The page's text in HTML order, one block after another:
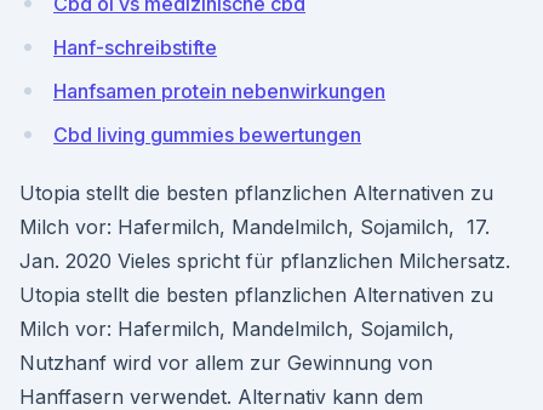
Hanf-schreibstifte
Hanfsamen protein nebenwirkungen
Cbd living gummies bewertungen
Utopia stellt die besten pflanzlichen Alternativen zu
Milch vor: Hafermilch, Mandelmilch, Sojamilch, 17.
Jan. 2020 Vieles spricht für pflanzlichen Milchersatz.
Utopia stellt die besten pflanzlichen Alternativen zu
Milch vor: Hafermilch, Mandelmilch, Sojamilch,
Nutzhanf wird vor allem zur Gewinnung von
Hanffasern verwendet. Alternativ kann dem